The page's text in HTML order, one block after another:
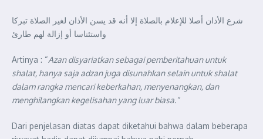
شرع الأذان أصلا للإعلام بالصلاة إلا أنه قد يسن الأذان لغير الصلاة تبركا
واستئناسا أو إزالة لهم طارئ
Artinya : “Azan disyariatkan sebagai pemberitahuan untuk
shalat, hanya saja adzan juga disunahkan selain untuk shalat
dalam rangka mencari keberkahan, menyenangkan, dan
menghilangkan kegelisahan yang luar biasa.”
Dari penjelasan diatas dapat diketahui bahwa dalam beberapa